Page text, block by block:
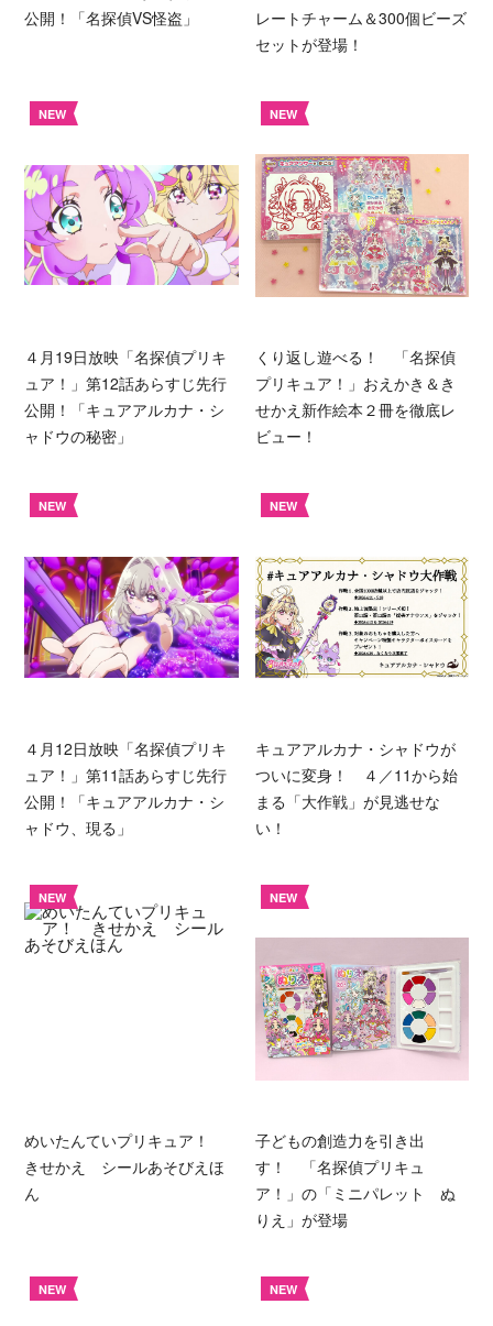
公開！「名探偵VS怪盗」
レートチャーム＆300個ビーズ
セットが登場！
NEW
４月19日放映「名探偵プリキ
ュア！」第12話あらすじ先行
公開！「キュアアルカナ・シ
ャドウの秘密」
NEW
くり返し遊べる！ 「名探偵
プリキュア！」おえかき＆き
せかえ新作絵本２冊を徹底レ
ビュー！
NEW
４月12日放映「名探偵プリキ
ュア！」第11話あらすじ先行
公開！「キュアアルカナ・シ
ャドウ、現る」
NEW
キュアアルカナ・シャドウが
ついに変身！ ４／11から始
まる「大作戦」が見逃せな
い！
NEW
めいたんていプリキュア！
きせかえ シールあそびえほ
ん
NEW
子どもの創造力を引き出
す！ 「名探偵プリキュ
ア！」の「ミニパレット ぬ
りえ」が登場
NEW NEW